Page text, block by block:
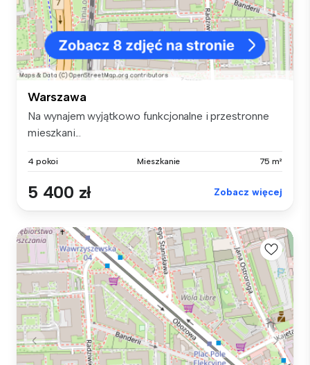
Warszawa
Na wynajem wyjątkowo funkcjonalne i przestronne
mieszkani...
4 pokoi Mieszkanie 75 m²
5 400 zł Zobacz więcej